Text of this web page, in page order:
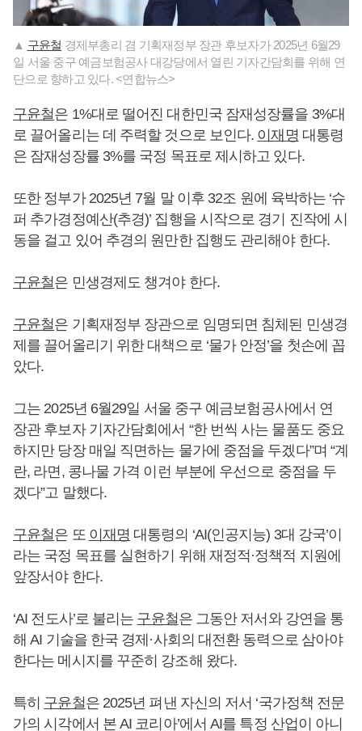
▲ 구윤철 경제부총리 겸 기획재정부 장관 후보자가 2025년 6월29
일 서울 중구 예금보험공사 대강당에서 열린 기자간담회를 위해 연
단으로 향하고 있다. <연합뉴스>
구윤철은 1%대로 떨어진 대한민국 잠재성장률을 3%대
로 끌어올리는 데 주력할 것으로 보인다. 이재명 대통령
은 잠재성장률 3%를 국정 목표로 제시하고 있다.
또한 정부가 2025년 7월 말 이후 32조 원에 육박하는 ‘슈
퍼 추가경정예산(추경)’ 집행을 시작으로 경기 진작에 시
동을 걸고 있어 추경의 원만한 집행도 관리해야 한다.
구윤철은 민생경제도 챙겨야 한다.
구윤철은 기획재정부 장관으로 임명되면 침체된 민생경
제를 끌어올리기 위한 대책으로 ‘물가 안정’을 첫손에 꼽
았다.
그는 2025년 6월29일 서울 중구 예금보험공사에서 연
장관 후보자 기자간담회에서 “한 번씩 사는 물품도 중요
하지만 당장 매일 직면하는 물가에 중점을 두겠다”며 “계
란, 라면, 콩나물 가격 이런 부분에 우선으로 중점을 두
겠다”고 말했다.
구윤철은 또 이재명 대통령의 ‘AI(인공지능) 3대 강국’이
라는 국정 목표를 실현하기 위해 재정적·정책적 지원에
앞장서야 한다.
‘AI 전도사’로 불리는 구윤철은 그동안 저서와 강연을 통
해 AI 기술을 한국 경제·사회의 대전환 동력으로 삼아야
한다는 메시지를 꾸준히 강조해 왔다.
특히 구윤철은 2025년 펴낸 자신의 저서 ‘국가정책 전문
가의 시각에서 본 AI 코리아’에서 AI를 특정 산업이 아니